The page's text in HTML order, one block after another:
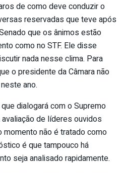
de como deve conduzir o
reservadas que teve após
que os ânimos estão
como no STF. Ele disse
nada nesse clima. Para
o presidente da Câmara não
ano.
dialogará com o Supremo
de líderes ouvidos
não é tratado como
é que tampouco há
seja analisado rapidamente.